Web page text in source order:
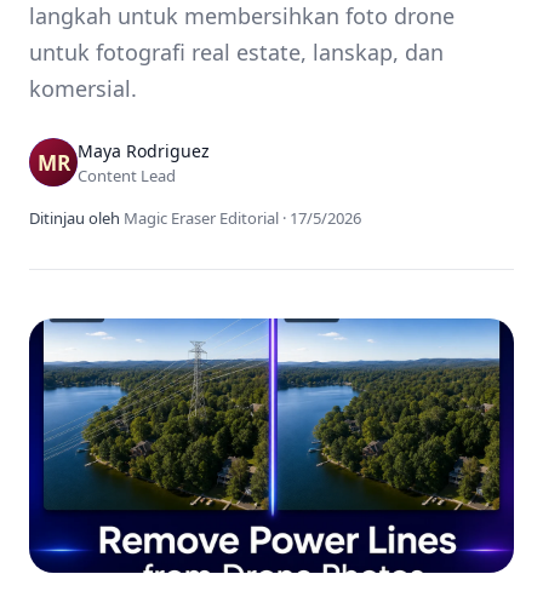
langkah untuk membersihkan foto drone
untuk fotografi real estate, lanskap, dan
komersial.
Maya Rodriguez
Content Lead
Ditinjau oleh Magic Eraser Editorial · 17/5/2026